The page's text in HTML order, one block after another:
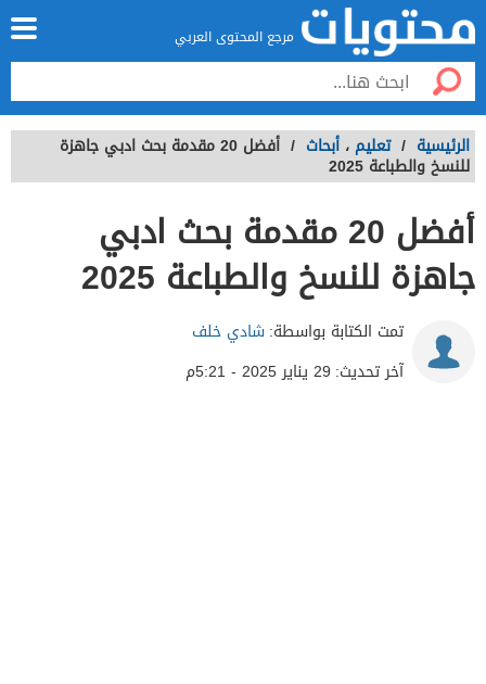
مرجع المحتوى العربي
الرئيسية / تعليم ، أبحاث / أفضل 20 مقدمة بحث ادبي جاهزة
للنسخ والطباعة 2025
أفضل 20 مقدمة بحث ادبي
جاهزة للنسخ والطباعة 2025
تمت الكتابة بواسطة:شادي خلف
آخر تحديث: 29 يناير 2025 - 5:21م